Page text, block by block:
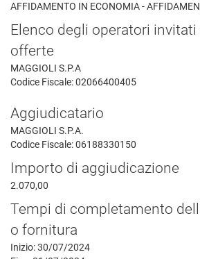
AFFIDAMENTO IN ECONOMIA -
Elenco degli operatori invitati
offerte
MAGGIOLI S.P.A
Codice Fiscale: 02066400405
Aggiudicatario
MAGGIOLI S.P.A.
Codice Fiscale: 06188330150
Importo di aggiudicazione
2.070,00
Tempi di completamento
o fornitura
Inizio: 30/07/2024